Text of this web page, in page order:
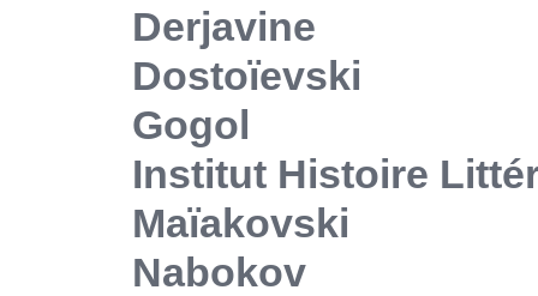
Derjavine
Dostoïevski
Gogol
Institut Histoire
Maïakovski
Nabokov